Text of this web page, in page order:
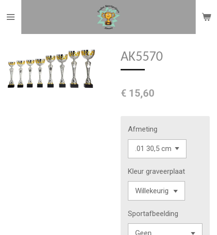
direct
hoofdinhoud
AK5570
€ 15,60
Afmeting
Kleur graveerplaat
Sportafbeelding